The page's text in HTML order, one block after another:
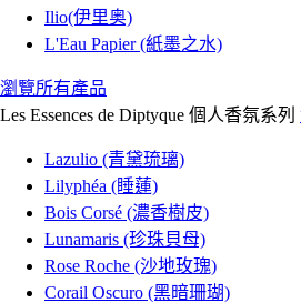
Ilio(伊里奥)
L'Eau Papier (紙墨之水)
瀏覽所有產品
Les Essences de Diptyque 個人香氛系列
Lazulio (青黛琉璃)
Lilyphéa (睡蓮)
Bois Corsé (濃香樹皮)
Lunamaris (珍珠貝母)
Rose Roche (沙地玫瑰)
Corail Oscuro (黑暗珊瑚)